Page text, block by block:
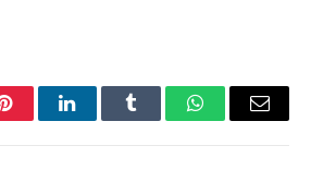
PinterestLinkedInTumblr WhatsAppEmail